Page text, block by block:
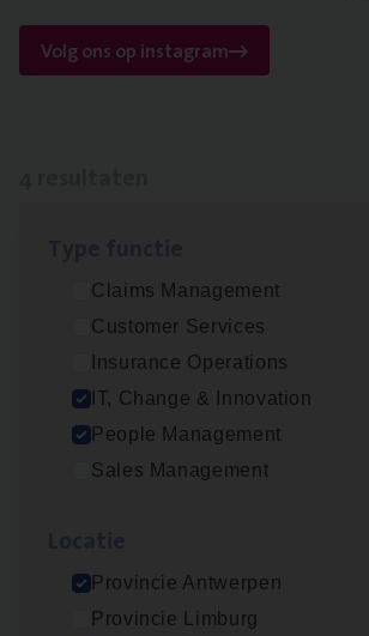
Volg ons op instagram
Claims Management
Customer Services
Insurance Operations
IT, Change & Innovation
People Management
Sales Management
Provincie Antwerpen
Provincie Limburg
Test Ana­lyst
IT, Change & Innovation
Antwerpen
Busi­ness Analyst